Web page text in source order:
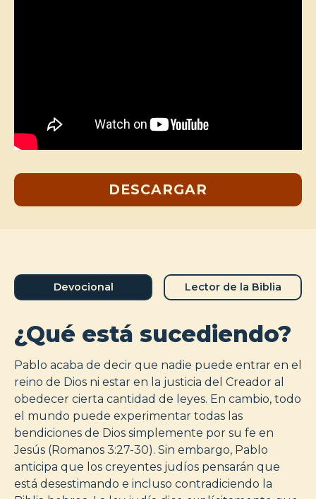
DESCARGAR
Devocional Lector de la Biblia
¿Qué está sucediendo?
Pablo acaba de decir que nadie puede entrar en el
reino de Dios ni estar en la justicia del Creador al
obedecer cierta cantidad de leyes. En cambio, todo
el mundo puede experimentar todas las
bendiciones de Dios simplemente por su fe en
Jesús (Romanos 3:27-30). Sin embargo, Pablo
anticipa que los creyentes judíos pensarán que
está desestimando e incluso contradiciendo la